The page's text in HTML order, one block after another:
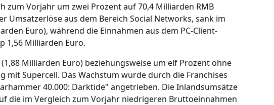
zum Vorjahr um zwei Prozent auf 70,4 Milliarden RMB
Umsatzerlöse aus dem Bereich Social Networks, sank im
Euro), während die Einnahmen aus dem PC-Client-
1,56 Milliarden Euro.
Milliarden Euro) beziehungsweise um elf Prozent ohne
Supercell. Das Wachstum wurde durch die Franchises
40.000: Darktide" angetrieben. Die Inlandsumsätze
die im Vergleich zum Vorjahr niedrigeren Bruttoeinnahmen